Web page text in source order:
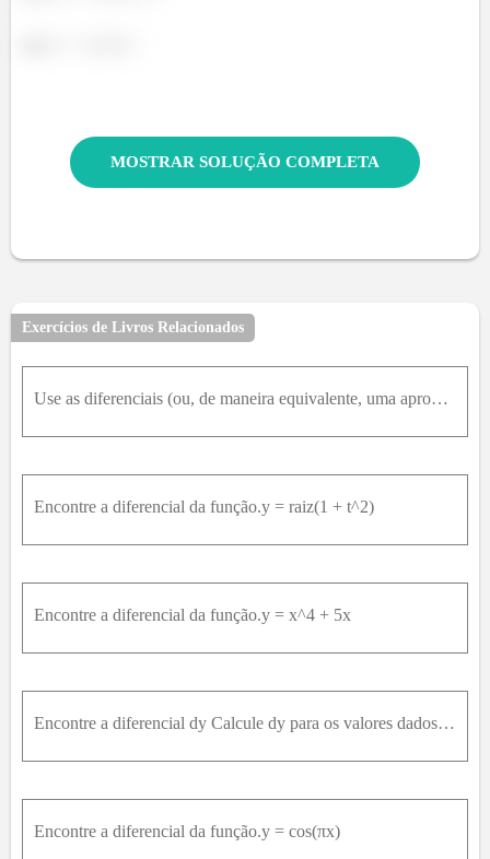
MOSTRAR SOLUÇÃO COMPLETA
Exercícios de Livros Relacionados
Use as diferenciais (ou, de maneira equivalente, uma aproximação linear) para estimar o número dado.ln(1,07)
Encontre a diferencial da função.y = raiz(1 + t^2)
Encontre a diferencial da função.y = x^4 + 5x
Encontre a diferencial dy Calcule dy para os valores dados de x e d x y = e^(x/4), x = 0, dx = 0.1
Encontre a diferencial da função.y = cos(πx)